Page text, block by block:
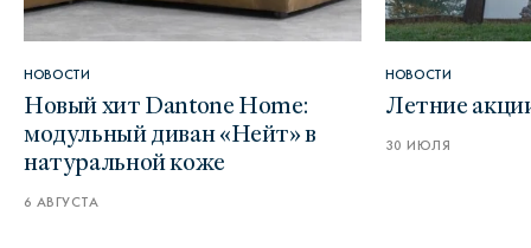
НОВОСТИ
Новый хит Dantone Home:
модульный диван «Нейт» в
натуральной коже
6 АВГУСТА
НОВОСТИ
Летние
30 ИЮЛЯ